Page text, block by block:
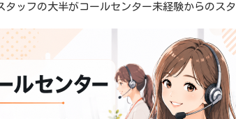
タッフの大半がコールセンター未経験からの